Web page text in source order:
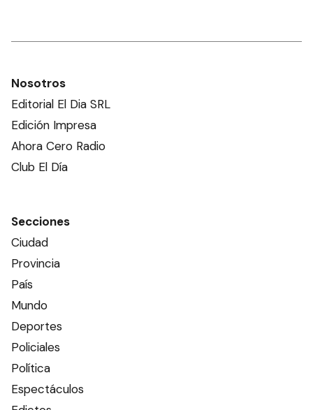
Nosotros
Editorial El Dia SRL
Edición Impresa
Ahora Cero Radio
Club El Día
Secciones
Ciudad
Provincia
País
Mundo
Deportes
Policiales
Política
Espectáculos